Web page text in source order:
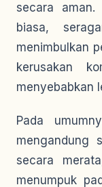
secara aman.
biasa,
menimbulkan
kerusakan
menyebabkan
Pada
mengandung
secara
menumpuk